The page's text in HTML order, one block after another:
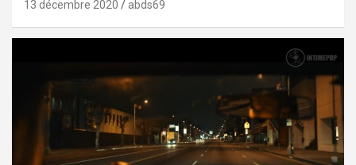
13 décembre 2020 abds69